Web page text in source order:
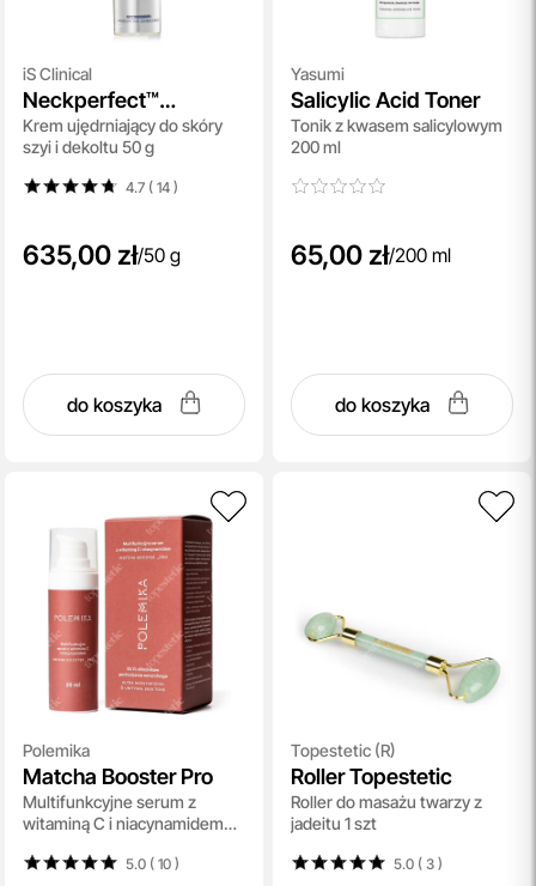
iS Clinical
Neckperfect™
Complex
Krem ujędrniający do skóry
szyi i dekoltu 50 g
4.7 ( 14)
635,00 zł/50 g
do koszyka
Yasumi
Salicylic Acid Toner
Tonik z kwasem salicylowym
200 ml
65,00 zł/200 ml
do koszyka
Polemika
Matcha Booster Pro
Multifunkcyjne serum z
witaminą C i niacynamidem
5.0 ( 10)
Topestetic (R)
Roller Topestetic
Roller do masażu twarzy z
jadeitu 1 szt
5.0 ( 3)